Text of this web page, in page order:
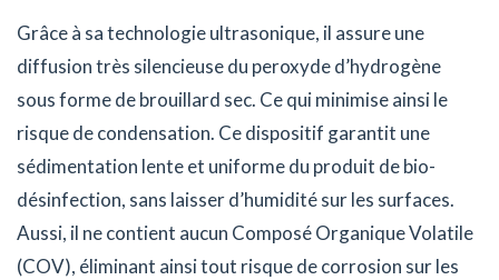
Grâce à sa technologie ultrasonique, il assure une
diffusion très silencieuse du peroxyde d’hydrogène
sous forme de brouillard sec. Ce qui minimise ainsi le
risque de condensation. Ce dispositif garantit une
sédimentation lente et uniforme du produit de bio-
désinfection, sans laisser d’humidité sur les surfaces.
Aussi, il ne contient aucun Composé Organique Volatile
(COV), éliminant ainsi tout risque de corrosion sur les